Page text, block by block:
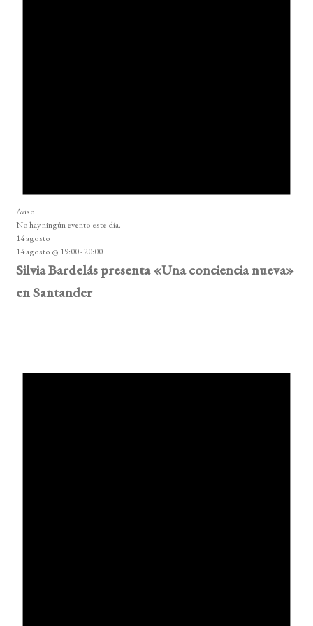
Aviso
No hay ningún evento este día.
14 agosto
14 agosto @ 19:00-20:00
Silvia Bardelás presenta «Una conciencia nueva»
en Santander